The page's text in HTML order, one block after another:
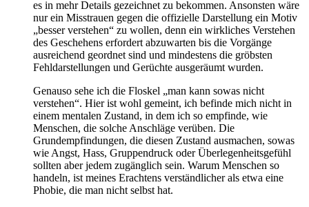
es in mehr Details gezeichnet zu bekommen. Ansonsten wäre
nur ein Misstrauen gegen die offizielle Darstellung ein Motiv
„besser verstehen“ zu wollen, denn ein wirkliches Verstehen
des Geschehens erfordert abzuwarten bis die Vorgänge
ausreichend geordnet sind und mindestens die gröbsten
Fehldarstellungen und Gerüchte ausgeräumt wurden.
Genauso sehe ich die Floskel „man kann sowas nicht
verstehen“. Hier ist wohl gemeint, ich befinde mich nicht in
einem mentalen Zustand, in dem ich so empfinde, wie
Menschen, die solche Anschläge verüben. Die
Grundempfindungen, die diesen Zustand ausmachen, sowas
wie Angst, Hass, Gruppendruck oder Überlegenheitsgefühl
sollten aber jedem zugänglich sein. Warum Menschen so
handeln, ist meines Erachtens verständlicher als etwa eine
Phobie, die man nicht selbst hat.